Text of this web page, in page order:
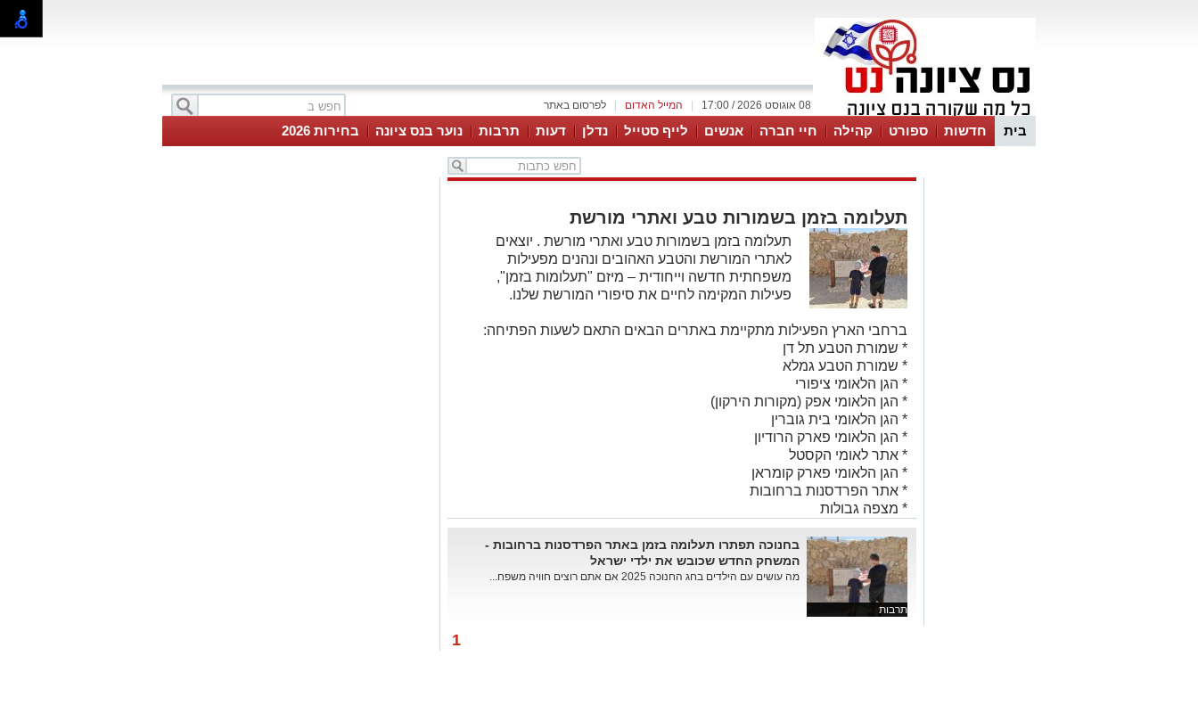
לפרסום באתר המייל האדום 08 אוגוסט 2026 / 17:00
בית חדשות ספורט קהילה חיי חברה אנשים לייף סטייל נדלן דעות תרבות נוער בנס ציונה בחירות 2026
תעלומה בזמן בשמורות טבע ואתרי מורשת
תעלומה בזמן בשמורות טבע ואתרי מורשת . יוצאים
לאתרי המורשת והטבע האהובים ונהנים מפעילות
משפחתית חדשה וייחודית – מיזם "תעלומות בזמן",
פעילות המקימה לחיים את סיפורי המורשת שלנו.
ברחבי הארץ הפעילות מתקיימת באתרים הבאים התאם לשעות הפתיחה:
* שמורת הטבע תל דן
* שמורת הטבע גמלא
* הגן הלאומי ציפורי
* הגן הלאומי אפק (מקורות הירקון)
* הגן הלאומי בית גוברין
* הגן הלאומי פארק הרודיון
* אתר לאומי הקסטל
* הגן הלאומי פארק קומראן
* אתר הפרדסנות ברחובות
* מצפה גבולות
תרבות
בחנוכה תפתרו תעלומה בזמן באתר הפרדסנות ברחובות -
המשחק החדש שכובש את ילדי ישראל
מה עושים עם הילדים בחג החנוכה 2025 אם אתם רוצים חוויה משפח...
1